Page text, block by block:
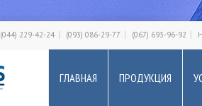
(044) 229-42-24 (093) 086-29-77 (067) 693-96-92
ГЛАВНАЯ ПРОДУКЦИЯ